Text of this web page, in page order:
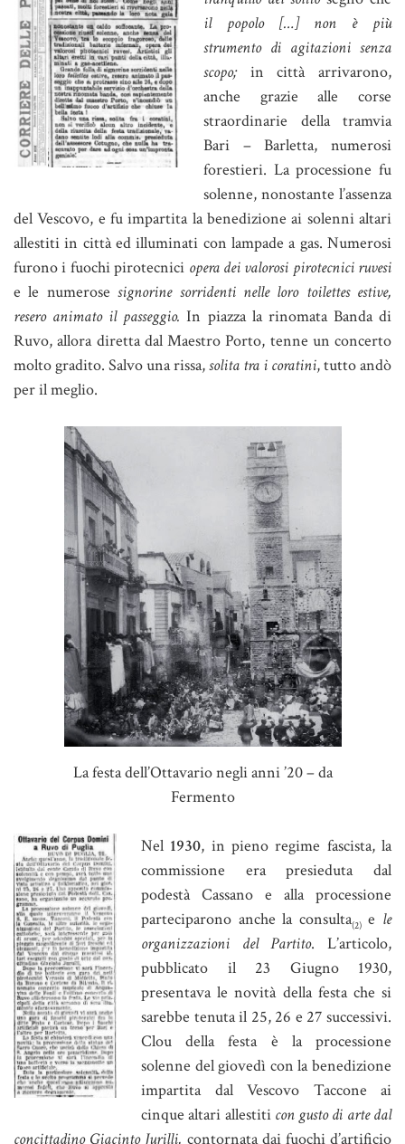
il popolo […] non è più
strumento di agitazioni senza
scopo; in città arrivarono,
anche grazie alle corse
straordinarie della tramvia
Bari – Barletta, numerosi
forestieri. La processione fu
solenne, nonostante l’assenza
del Vescovo, e fu impartita la benedizione ai solenni altari
allestiti in città ed illuminati con lampade a gas. Numerosi
furono i fuochi pirotecnici opera dei valorosi pirotecnici ruvesi
e le numerosesignorine sorridenti nelle loro toilettes estive,
resero animato il passeggio.In piazza la rinomata Banda di
Ruvo, allora diretta dal Maestro Porto, tenne un concerto
molto gradito. Salvo una rissa,solita tra i coratini, tutto andò
per il meglio.
La festa dell’Ottavario negli anni ’20 – da
Fermento
Nel 1930, in pieno regime fascista, la
commissione era presieduta dal
podestà Cassano e alla processione
parteciparono anche la consulta(2)e le
organizzazioni del Partito. L’articolo,
pubblicato il 23 Giugno 1930,
presentava le novità della festa che si
sarebbe tenuta il 25, 26 e 27 successivi.
Clou della festa è la processione
solenne del giovedì con la benedizione
impartita dal Vescovo Taccone ai
cinque altari allestiti con gusto di arte dal
concittadino Giacinto Jurilli, contornata dai fuochi d’artificio